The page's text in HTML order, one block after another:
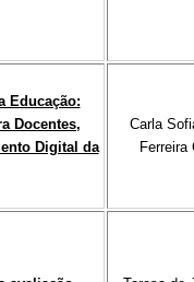
Educação:
Docentes,
Digital da
Carla
Ferreira